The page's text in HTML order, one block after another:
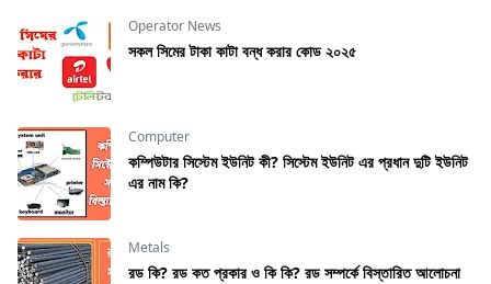
Operator News
সকল সিমের টাকা কাটা বন্ধ করার কোড ২০২৫
Computer
কম্পিউটার সিস্টেম ইউনিট কী? সিস্টেম ইউনিট এর প্রধান দুটি ইউনিট
এর নাম কি?
Metals
রড কি? রড কত প্রকার ও কি কি? রড সম্পর্কে বিস্তারিত আলোচনা